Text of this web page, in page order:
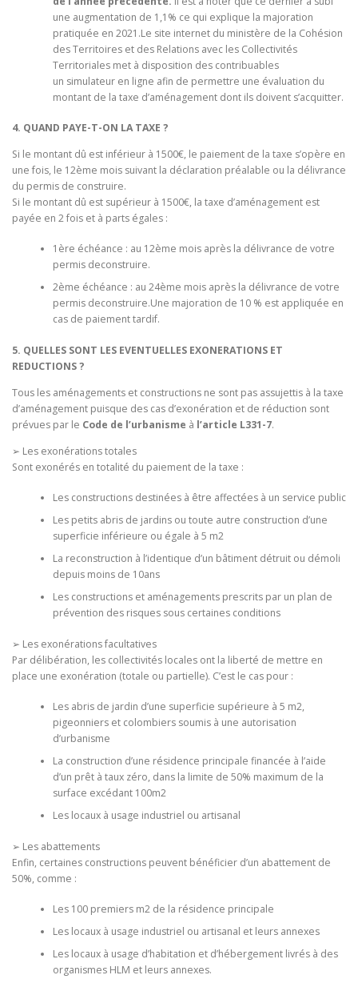
une augmentation de 1,1% ce qui explique la majoration
pratiquée en 2021.Le site internet du ministère de la Cohésion
des Territoires et des Relations avec les Collectivités
Territoriales met à disposition des contribuables
un simulateur en ligne afin de permettre une évaluation du
montant de la taxe d’aménagement dont ils doivent s’acquitter.
4. QUAND PAYE-T-ON LA TAXE ?
Si le montant dû est inférieur à 1500€, le paiement de la taxe s’opère en
une fois, le 12ème mois suivant la déclaration préalable ou la délivrance
du permis de construire.
Si le montant dû est supérieur à 1500€, la taxe d’aménagement est
payée en 2 fois et à parts égales :
1ère échéance : au 12ème mois après la délivrance de votre
permis deconstruire.
2ème échéance : au 24ème mois après la délivrance de votre
permis deconstruire.Une majoration de 10 % est appliquée en
cas de paiement tardif.
5. QUELLES SONT LES EVENTUELLES EXONERATIONS ET
REDUCTIONS ?
Tous les aménagements et constructions ne sont pas assujettis à la taxe
d’aménagement puisque des cas d’exonération et de réduction sont
prévues par le Code de l’urbanisme à l’article L331-7.
➢ Les exonérations totales
Sont exonérés en totalité du paiement de la taxe :
Les constructions destinées à être affectées à un service public
Les petits abris de jardins ou toute autre construction d’une
superficie inférieure ou égale à 5 m2
La reconstruction à l’identique d’un bâtiment détruit ou démoli
depuis moins de 10ans
Les constructions et aménagements prescrits par un plan de
prévention des risques sous certaines conditions
➢ Les exonérations facultatives
Par délibération, les collectivités locales ont la liberté de mettre en
place une exonération (totale ou partielle). C’est le cas pour :
Les abris de jardin d’une superficie supérieure à 5 m2,
pigeonniers et colombiers soumis à une autorisation
d’urbanisme
La construction d’une résidence principale financée à l’aide
d’un prêt à taux zéro, dans la limite de 50% maximum de la
surface excédant 100m2
Les locaux à usage industriel ou artisanal
➢ Les abattements
Enfin, certaines constructions peuvent bénéficier d’un abattement de
50%, comme :
Les 100 premiers m2 de la résidence principale
Les locaux à usage industriel ou artisanal et leurs annexes
Les locaux à usage d’habitation et d’hébergement livrés à des
organismes HLM et leurs annexes.